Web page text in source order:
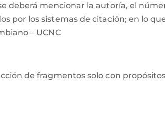
deberá mencionar la autoría, el
por los sistemas de citación; en lo
– UCNC
de fragmentos solo con